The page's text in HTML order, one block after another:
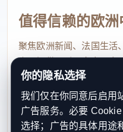
值得信赖的欧
聚焦欧洲新闻、法国生活
点，提供及时、真实、实
速了解欧洲动态。
服务支持、版权与合作：
你的隐私选择
我们仅在你同意后启用
广告服务。必要
选择；广告的具体用途